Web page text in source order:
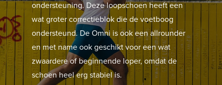
ondersteuning. Deze loopschoen heeft een
wat groter correctieblok die de voetboog
ondersteund. De Omni is ook een allrounder
en met name ook geschikt voor een wat
zwaardere of beginnende loper, omdat de
schoen heel erg stabiel is.